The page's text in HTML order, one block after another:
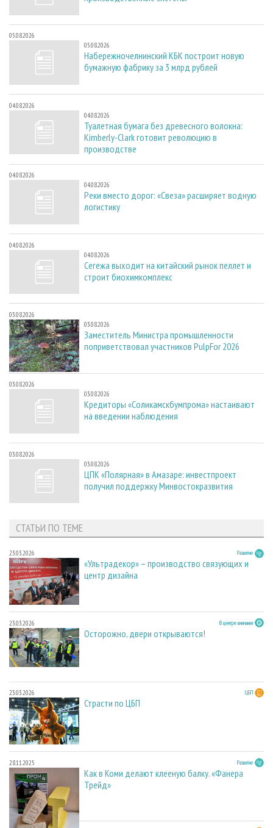
05.08.2026
05.08.2026
Набережночелнинский КБК построит новую
бумажную фабрику за 3 млрд рублей
04.08.2026
04.08.2026
Туалетная бумага без древесного волокна:
Kimberly-Clark готовит революцию в
производстве
04.08.2026
04.08.2026
Реки вместо дорог: «Свеза» расширяет водную
логистику
04.08.2026
04.08.2026
Сегежа выходит на китайский рынок пеллет и
строит биохимкомплекс
03.08.2026
03.08.2026
Заместитель Министра промышленности
поприветствовал участников PulpFor 2026
03.08.2026
03.08.2026
Кредиторы «Соликамскбумпрома» настаивают
на введении наблюдения
03.08.2026
03.08.2026
ЦПК «Полярная» в Амазаре: инвестпроект
получил поддержку Минвостокразвития
СТАТЬИ ПО ТЕМЕ
23.03.2026 Развитие
«Ультрадекор» – производство связующих и
центр дизайна
23.03.2026 В центре внимания
Осторожно, двери открываются!
23.03.2026 ЦБП
Страсти по ЦБП
28.11.2025 Развитие
Как в Коми делают клееную балку. «Фанера
Трейд»